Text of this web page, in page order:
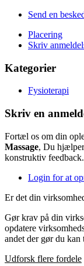
Send en
Placering
Skriv
Kategorier
Fysioterapi
Skriv en
Fortæl os om din
Massage, Du
konstruktiv feedback.
Login for at
Er det din
Gør krav på din
opdatere
andet der gør du
Udforsk flere fordele